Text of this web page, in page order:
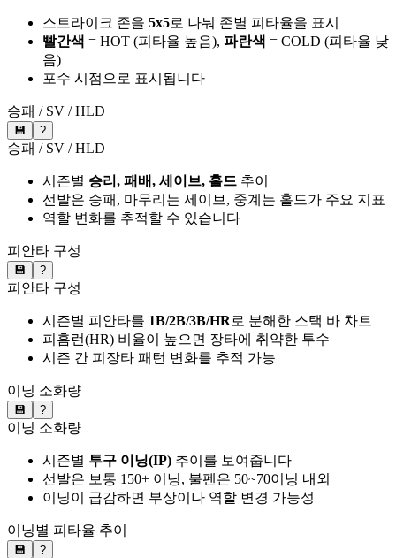
스트라이크 존을 5x5로 나눠 존별 피타율을 표시
빨간색 = HOT (피타율 높음), 파란색 = COLD (피타율 낮
음)
포수 시점으로 표시됩니다
승패 / SV / HLD
💾 ?
승패 / SV / HLD
시즌별 승리, 패배, 세이브, 홀드 추이
선발은 승패, 마무리는 세이브, 중계는 홀드가 주요 지표
역할 변화를 추적할 수 있습니다
피안타 구성
💾 ?
피안타 구성
시즌별 피안타를 1B/2B/3B/HR로 분해한 스택 바 차트
피홈런(HR) 비율이 높으면 장타에 취약한 투수
시즌 간 피장타 패턴 변화를 추적 가능
이닝 소화량
💾 ?
이닝 소화량
시즌별 투구 이닝(IP) 추이를 보여줍니다
선발은 보통 150+ 이닝, 불펜은 50~70이닝 내외
이닝이 급감하면 부상이나 역할 변경 가능성
이닝별 피타율 추이
💾 ?